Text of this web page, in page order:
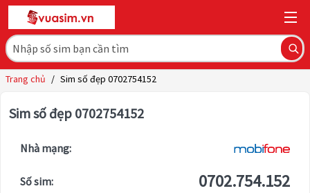
Trang chủ / Sim số đẹp 0702754152
Sim số đẹp 0702754152
Nhà mạng:
Số sim: 0702.754.152